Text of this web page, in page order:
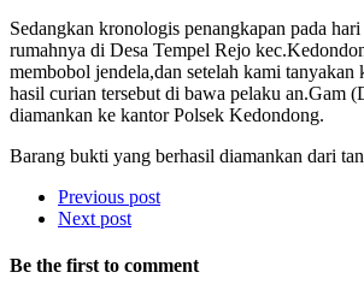
Sedangkan kronologis penangkapan pada
rumahnya di Desa Tempel Rejo
membobol jendela,dan setelah kami
hasil curian tersebut di bawa pelaku an.Gam
diamankan ke kantor Polsek Kedondong.
Barang bukti yang berhasil diamankan dari
Previous post
Next post
Be the first to comment